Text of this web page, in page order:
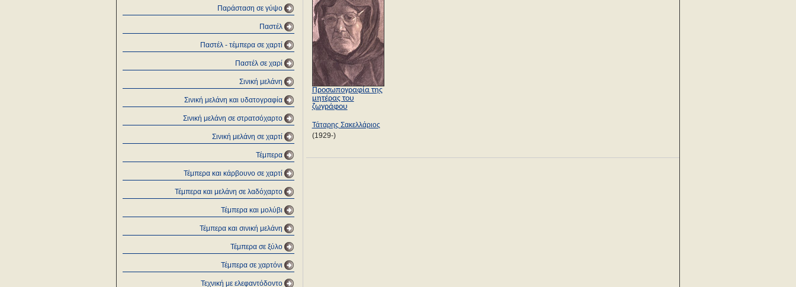
Παράσταση σε γύψο
Παστέλ
Παστέλ - τέμπερα σε χαρτί
Παστέλ σε χαρί
Σινική μελάνη
Σινική μελάνη και υδατογραφία
Σινική μελάνη σε στρατσόχαρτο
Σινική μελάνη σε χαρτί
Τέμπερα
Τέμπερα και κάρβουνο σε χαρτί
Τέμπερα και μελάνη σε λαδόχαρτο
Τέμπερα και μολύβι
Τέμπερα και σινική μελάνη
Τέμπερα σε ξύλο
Τέμπερα σε χαρτόνι
Τεχνική με ελεφαντόδοντο
Προσωπογραφία της
μητέρας του
ζωγράφου
Τάταρης Σακελλάριος
(1929-)